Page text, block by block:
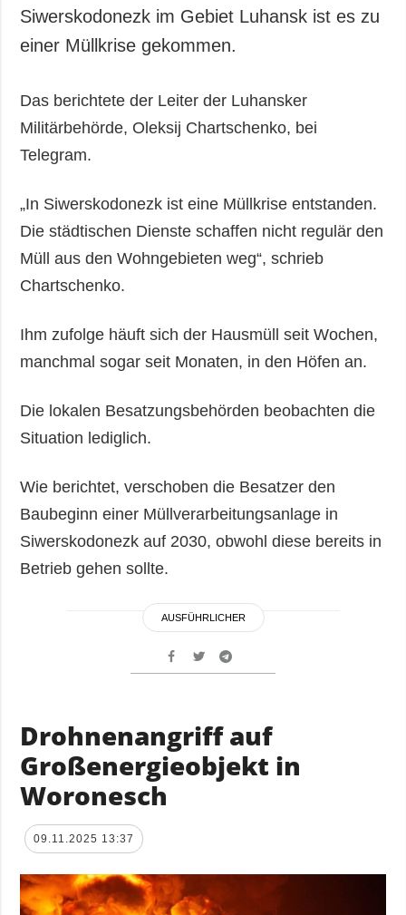
Siwerskodonezk im Gebiet Luhansk ist es zu
einer Müllkrise gekommen.
Das berichtete der Leiter der Luhansker
Militärbehörde, Oleksij Chartschenko, bei
Telegram.
„In Siwerskodonezk ist eine Müllkrise entstanden.
Die städtischen Dienste schaffen nicht regulär den
Müll aus den Wohngebieten weg“, schrieb
Chartschenko.
Ihm zufolge häuft sich der Hausmüll seit Wochen,
manchmal sogar seit Monaten, in den Höfen an.
Die lokalen Besatzungsbehörden beobachten die
Situation lediglich.
Wie berichtet, verschoben die Besatzer den
Baubeginn einer Müllverarbeitungsanlage in
Siwerskodonezk auf 2030, obwohl diese bereits in
Betrieb gehen sollte.
AUSFÜHRLICHER
Drohnenangriff auf
Großenergieobjekt in
Woronesch
09.11.2025 13:37